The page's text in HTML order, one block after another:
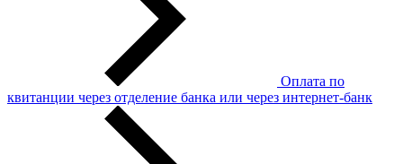
Оплата по
квитанции через отделение банка или через интернет-банк